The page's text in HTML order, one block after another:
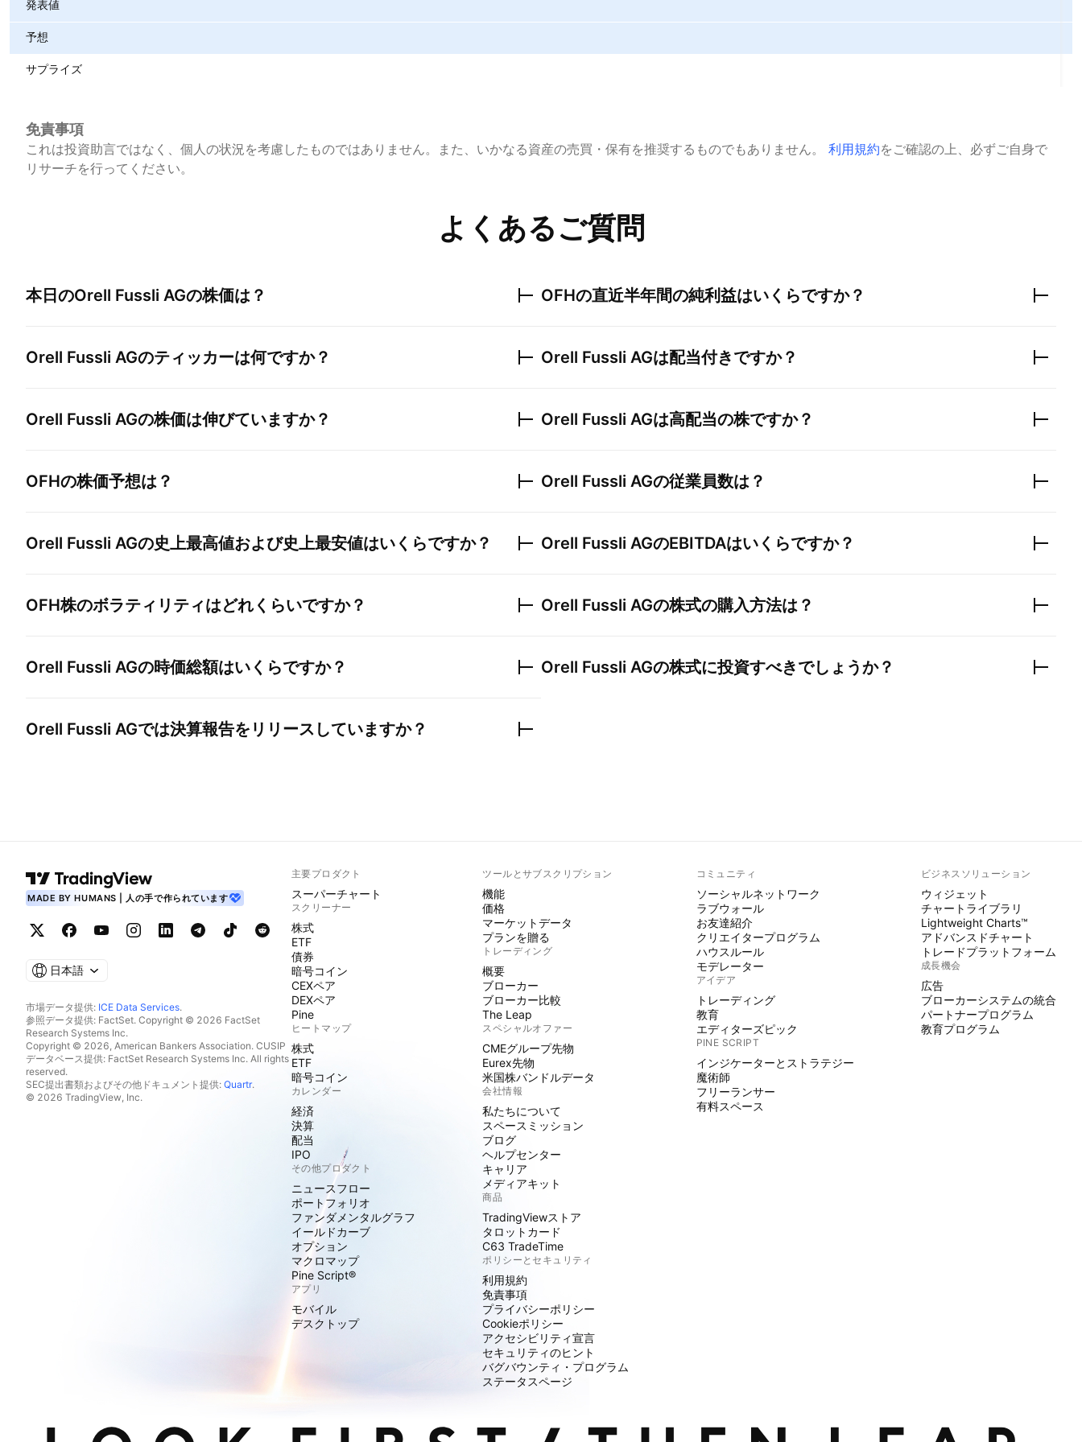
発表値
予想
サプライズ
免責事項
これは投資助言ではなく、個人の状況を考慮したものではありません。また、いかなる資産の売買・保有を推奨するものでもありません。 利用規約をご確認の上、必ずご自身で
リサーチを行ってください。
よくあるご質問
本日のOrell Fussli AGの株価は？
Orell Fussli AGのティッカーは何ですか？
Orell Fussli AGの株価は伸びていますか？
OFHの株価予想は？
Orell Fussli AGの史上最高値および史上最安値はいくらですか？
OFH株のボラティリティはどれくらいですか？
Orell Fussli AGの時価総額はいくらですか？
Orell Fussli AGでは決算報告をリリースしていますか？
OFHの直近半年間の純利益はいくらですか？
Orell Fussli AGは配当付きですか？
Orell Fussli AGは高配当の株ですか？
Orell Fussli AGの従業員数は？
Orell Fussli AGのEBITDAはいくらですか？
Orell Fussli AGの株式の購入方法は？
Orell Fussli AGの株式に投資すべきでしょうか？
MADE BY HUMANS | 人の手で作られています
日本語
市場データ提供: ICE Data Services.
参照データ提供: FactSet. Copyright © 2026 FactSet
Research Systems Inc.
Copyright © 2026, American Bankers Association. CUSIP
データベース提供: FactSet Research Systems Inc. All rights
reserved.
SEC提出書類およびその他ドキュメント提供: Quartr.
© 2026 TradingView, Inc.
主要プロダクト
スーパーチャート
スクリーナー
株式
ETF
債券
暗号コイン
CEXペア
DEXペア
Pine
ヒートマップ
株式
ETF
暗号コイン
カレンダー
経済
決算
配当
IPO
その他プロダクト
ニュースフロー
ポートフォリオ
ファンダメンタルグラフ
イールドカーブ
オプション
マクロマップ
Pine Script®
アプリ
モバイル
デスクトップ
ツールとサブスクリプション
機能
価格
マーケットデータ
プランを贈る
トレーディング
概要
ブローカー
ブローカー比較
The Leap
スペシャルオファー
CMEグループ先物
Eurex先物
米国株バンドルデータ
会社情報
私たちについて
スペースミッション
ブログ
ヘルプセンター
キャリア
メディアキット
商品
TradingViewストア
タロットカード
C63 TradeTime
ポリシーとセキュリティ
利用規約
免責事項
プライバシーポリシー
Cookieポリシー
アクセシビリティ宣言
セキュリティのヒント
バグバウンティ・プログラム
ステータスページ
コミュニティ
ソーシャルネットワーク
ラブウォール
お友達紹介
クリエイタープログラム
ハウスルール
モデレーター
アイデア
トレーディング
教育
エディターズピック
PINE SCRIPT
インジケーターとストラテジー
魔術師
フリーランサー
有料スペース
ビジネスソリューション
ウィジェット
チャートライブラリ
Lightweight Charts™
アドバンスドチャート
トレードプラットフォーム
成長機会
広告
ブローカーシステムの統合
パートナープログラム
教育プログラム